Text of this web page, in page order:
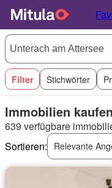
Filter Stichwörter
Immobilien
639 verfügbare
Sortieren:
Relevante